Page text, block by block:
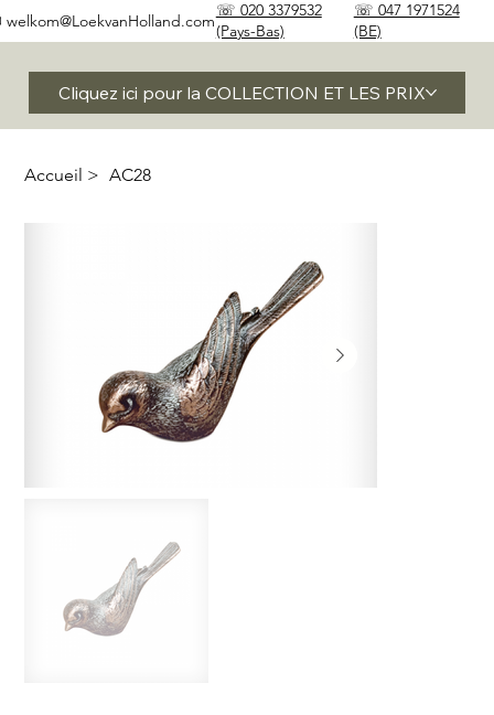
Cliquez ici pour la COLLECTION ET LES PRIX
☏ 020 3379532
(Pays-Bas)
☏ 047 1971524
(BE)
welkom@LoekvanHolland.com
Accueil > AC28